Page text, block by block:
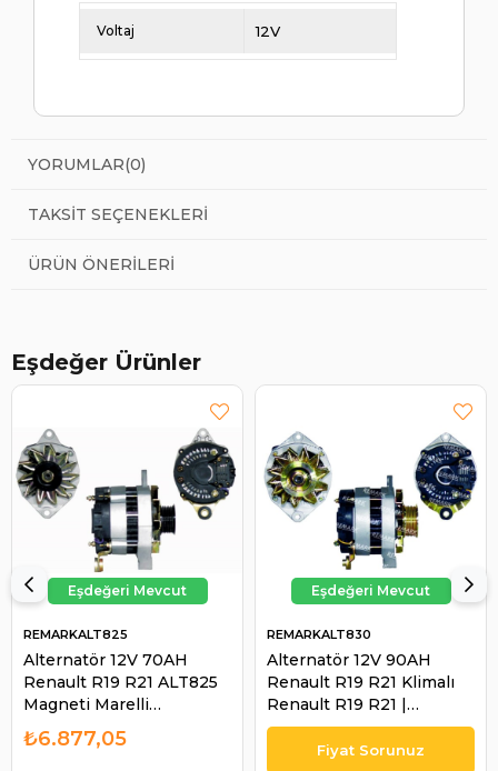
Voltaj 12V
YORUMLAR(0)
TAKSIT SEÇENEKLERI
ÜRÜN ÖNERILERI
Eşdeğer Ürünler
Alternatör 12V 70AH
Renault R19 R21 ALT825
Magneti Marelli
14895R | REMARK
REMARKALT825
₺6.877,05
Alternatör 12V 90AH
Renault R19 R21 Klimalı
Renault R19 R21 |
REMARK ALT830
REMARKALT830